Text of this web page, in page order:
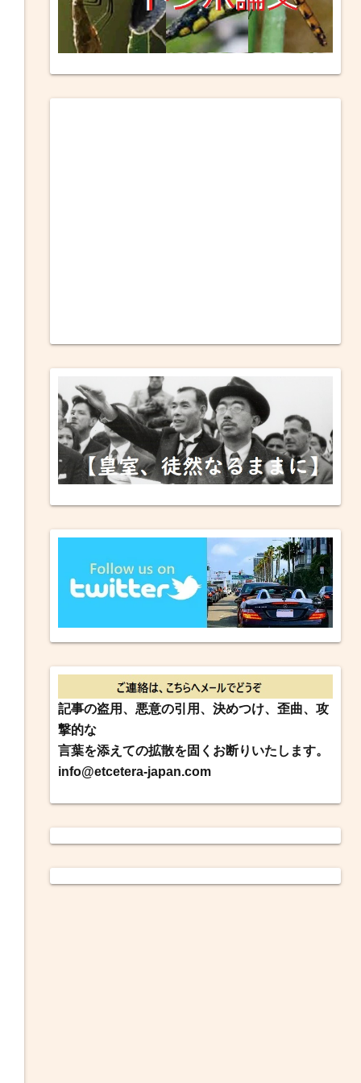
記事の盗用、悪意の引用、決めつけ、歪曲、攻
撃的な
言葉を添えての拡散を固くお断りいたします。
info@etcetera-japan.com